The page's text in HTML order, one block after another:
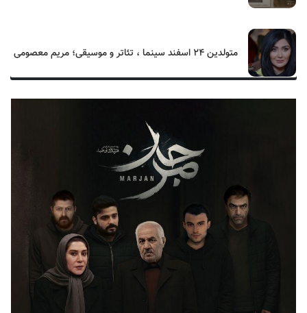
متولدین ۲۴ اسفند سینما ، تئاتر و موسیقی؛ مریم معصومی